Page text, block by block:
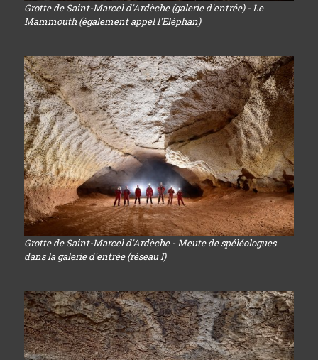
Grotte de Saint-Marcel d'Ardèche (galerie d'entrée) - Le
Mammouth (également appel l'Eléphan)
Grotte de Saint-Marcel d'Ardèche - Meute de spéléologues
dans la galerie d'entrée (réseau I)